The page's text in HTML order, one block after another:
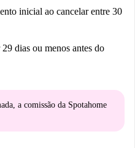
inicial ao cancelar entre 30
dias ou menos antes do
a comissão da Spotahome